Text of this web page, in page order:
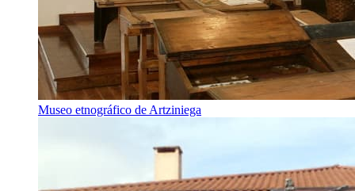
Museo etnográfico de Artziniega